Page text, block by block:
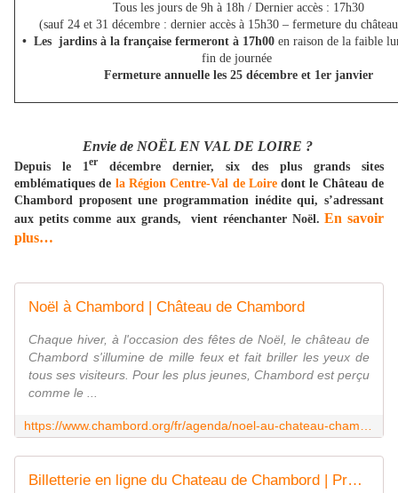
Tous les jours de 9h à 18h / Dernier accès : 17h30
(sauf 24 et 31 décembre : dernier accès à 15h30 – fermeture du
• Les jardins à la française fermeront à 17h00 en raison de la faible
fin de journée
Fermeture annuelle les 25 décembre et 1er janvier
Envie de NOËL EN VAL DE LOIRE ?
Depuis le 1er décembre dernier, six des plus grands sites
emblématiques de la Région Centre-Val de Loiredont le Château de
Chambord proposent une programmation inédite qui, s’adressant
aux petits comme aux grands, vient réenchanter Noël.En savoir
plus…
Noël à Chambord | Château de Chambord
Chaque hiver, à l'occasion des fêtes de Noël, le château de
Chambord s'illumine de mille feux et fait briller les yeux de
tous ses visiteurs. Pour les plus jeunes, Chambord est perçu
comme le ...
Billetterie en ligne du Chateau de Chambord | Produits